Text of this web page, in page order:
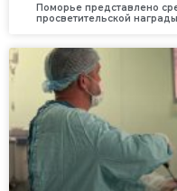
Поморье представлено
просветительской